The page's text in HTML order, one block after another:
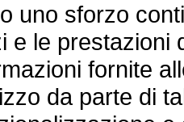
uno sforzo
e le prestazioni
fornite
da parte di